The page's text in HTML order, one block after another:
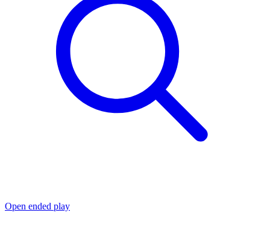
Open ended play